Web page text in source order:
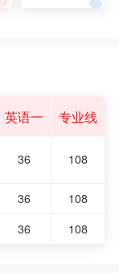
英语一 专业线
36 108
36
108
36 108